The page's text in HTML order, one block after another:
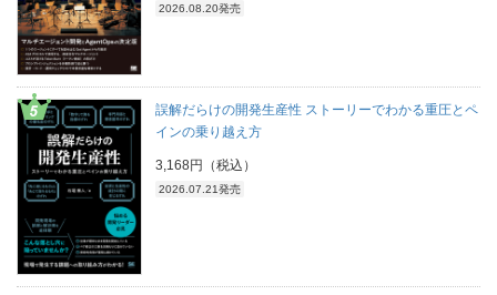
2026.08.20発売
誤解だらけの開発生産性 ストーリーでわかる重圧とペ
インの乗り越え方
3,168円（税込）
2026.07.21発売